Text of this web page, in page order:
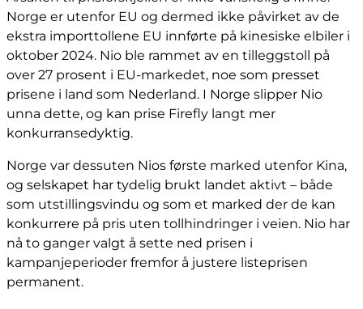
Norge er utenfor EU og dermed ikke påvirket av de
ekstra importtollene EU innførte på kinesiske elbiler i
oktober 2024. Nio ble rammet av en tilleggstoll på
over 27 prosent i EU-markedet, noe som presset
prisene i land som Nederland. I Norge slipper Nio
unna dette, og kan prise Firefly langt mer
konkurransedyktig.
Norge var dessuten Nios første marked utenfor Kina,
og selskapet har tydelig brukt landet aktivt – både
som utstillingsvindu og som et marked der de kan
konkurrere på pris uten tollhindringer i veien. Nio har
nå to ganger valgt å sette ned prisen i
kampanjeperioder fremfor å justere listeprisen
permanent.